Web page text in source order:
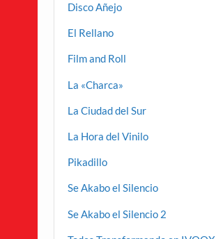
Disco Añejo
El Rellano
Film and Roll
La «Charca»
La Ciudad del Sur
La Hora del Vinilo
Pikadillo
Se Akabo el Silencio
Se Akabo el Silencio 2